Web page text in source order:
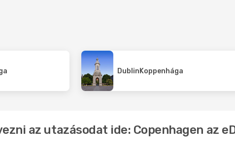
DublinKoppenhága
az utazásodat ide: Copenhagen az